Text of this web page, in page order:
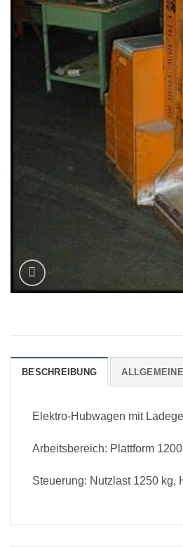
BESCHREIBUNG
Elektro-Hubwagen mit
Arbeitsbereich: Plattform
Steuerung: Nutzlast 1250 kg,